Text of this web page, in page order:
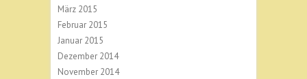
März 2015
Februar 2015
Januar 2015
Dezember 2014
November 2014